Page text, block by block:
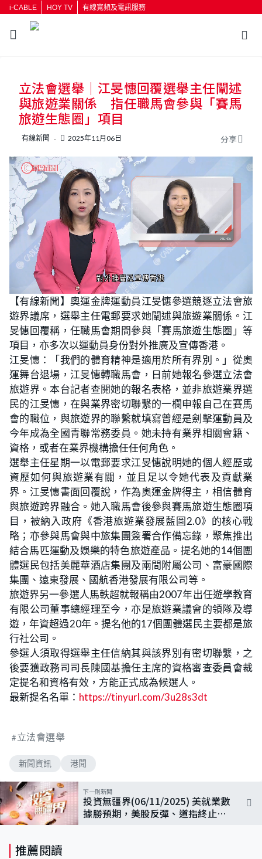
i-CABLE HOY TV 有線寬頻及電訊服務
按輸入鍵開始搜尋
立法會選舉｜江旻憓回覆選舉主任闡述
與旅遊業關係 指任職馬會參與「賽馬
旅遊生態圈」項目
有線新聞 2025年11月06日 分享
U
n
m
o
a
d
e
d
:
2
3
.
4
4
%
【有線新聞】奧運金牌運動員江旻憓參選競逐立法會旅
遊界議席，選舉主任電郵要求她闡述與旅遊業關係。江
旻憓回覆稱，任職馬會期間參與「賽馬旅遊生態圈」等
項目，亦多次以運動員身份對外推廣及宣傳香港。
江旻憓：「我們的體育精神是適用於所有界別。」從奧
運舞台退場，江旻憓轉職馬會，日前她報名參選立法會
旅遊界。本台記者查閱她的報名表格，並非旅遊業界選
民的江旻憓，在與業界密切聯繫的一欄申報自己在賽馬
會的職位，與旅遊界的聯繫就填寫曾經是劍擊運動員及
今年成為全國青聯常務委員。她未持有業界相關會籍、
資格，或者在業界機構擔任任何角色。
選舉主任星期一以電郵要求江旻憓說明她的個人經歷或
資歷如何與旅遊業有關，並且足以令她代表及貢獻業
界。江旻憓書面回覆說，作為奧運金牌得主，相信體育
與旅遊跨界融合。她入職馬會後參與賽馬旅遊生態圈項
目，被納入政府《香港旅遊業發展藍圖2.0》的核心戰
略；亦參與馬會與中旅集團簽署合作備忘錄，聚焦推出
結合馬匹運動及娛樂的特色旅遊產品。提名她的14個團
體選民包括美麗華酒店集團及兩間附屬公司、富豪國際
集團、遠東發展、國航香港發展有限公司等。
旅遊界另一參選人馬軼超就報稱由2007年出任遊學教育
有限公司董事總經理至今，亦是旅遊業議會的領隊及導
遊，年資超過20年。提名他的17個團體選民主要都是旅
行社公司。
參選人須取得選舉主任信納其與該界別有密切聯繫，之
後要獲政務司司長陳國基擔任主席的資格審查委員會裁
定提名和資格有效，方能正式成為候選人。
最新提名名單： https://tinyurl.com/3u28s3dt
立法會選舉
新聞資訊 港聞
下一則新聞
投資無疆界(06/11/2025) 美就業數
據勝預期，美股反彈、道指終止兩
推薦閱讀